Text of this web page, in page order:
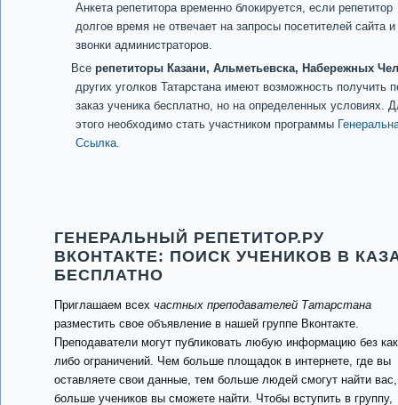
Анкета репетитора временно блокируется, если репетитор
долгое время не отвечает на запросы посетителей сайта и
звонки администраторов.
Все репетиторы Казани, Альметьевска, Набережных
других уголков Татарстана имеют возможность получить
заказ ученика бесплатно, но на определенных условиях.
этого необходимо стать участником программы
Ссылка.
ГЕНЕРАЛЬНЫЙ РЕПЕТИТОР.РУ
ВКОНТАКТЕ: ПОИСК УЧЕНИКОВ В
БЕСПЛАТНО
Приглашаем всех частных преподавателей Татарстана
разместить свое объявление в нашей группе Вконтакте.
Преподаватели могут публиковать любую информацию без
либо ограничений. Чем больше площадок в интернете, где вы
оставляете свои данные, тем больше людей смогут найти
больше учеников вы сможете найти. Чтобы вступить в группу,